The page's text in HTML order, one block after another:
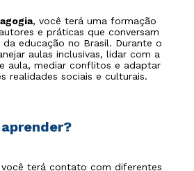
, você terá uma formação
e práticas que conversam
educação no Brasil. Durante o
aulas inclusivas, lidar com a
aula, mediar conflitos e adaptar
realidades sociais e culturais.
você terá contato com diferentes